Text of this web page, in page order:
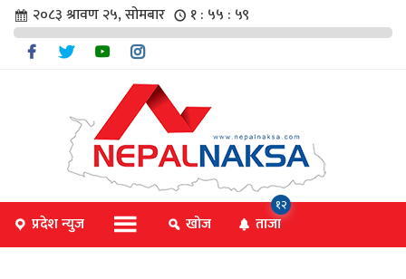
२०८३ श्रावण २५, सोमबार १ : ५६ : ००
प्रदेश न्युज खोज ताजा
१२